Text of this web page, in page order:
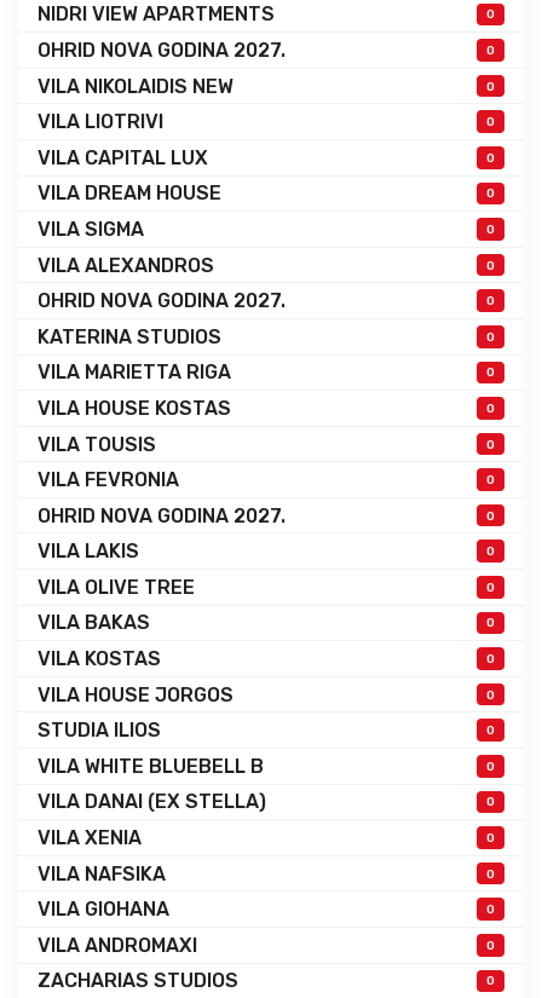
NIDRI VIEW APARTMENTS 0
OHRID NOVA GODINA 2027. 0
VILA NIKOLAIDIS NEW 0
VILA LIOTRIVI 0
VILA CAPITAL LUX 0
VILA DREAM HOUSE 0
VILA SIGMA 0
VILA ALEXANDROS 0
OHRID NOVA GODINA 2027. 0
KATERINA STUDIOS 0
VILA MARIETTA RIGA 0
VILA HOUSE KOSTAS 0
VILA TOUSIS 0
VILA FEVRONIA 0
OHRID NOVA GODINA 2027. 0
VILA LAKIS 0
VILA OLIVE TREE 0
VILA BAKAS 0
VILA KOSTAS 0
VILA HOUSE JORGOS 0
STUDIA ILIOS 0
VILA WHITE BLUEBELL B 0
VILA DANAI (EX STELLA) 0
VILA XENIA 0
VILA NAFSIKA 0
VILA GIOHANA 0
VILA ANDROMAXI 0
ZACHARIAS STUDIOS 0